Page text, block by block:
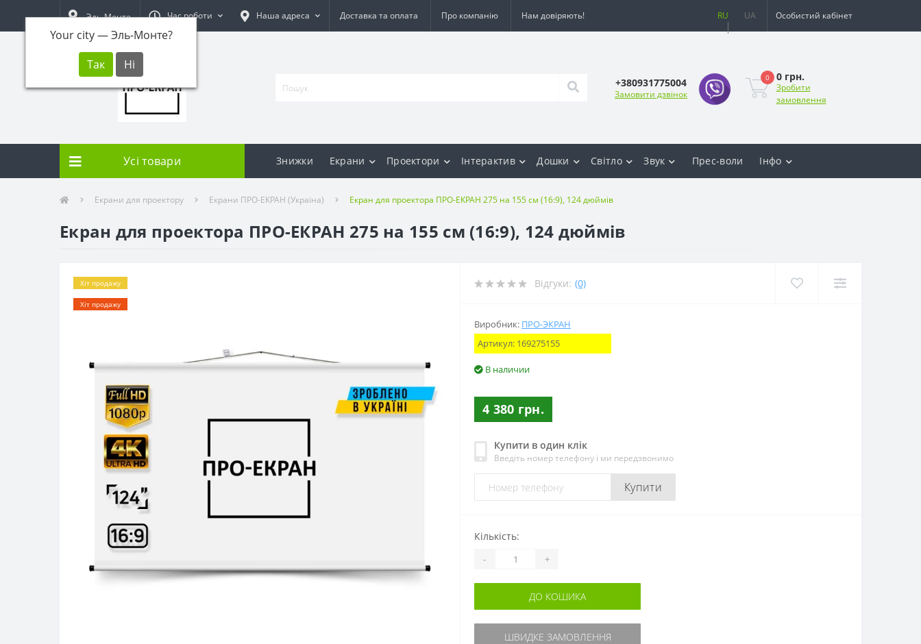
Эль-Монте
Your city —Эль-Монте?
Час роботи Наша адреса Доставка та оплата Про компанію Нам довіряють! UA Особистий кабінет
+380931775004
Замовити дзвінок
0 0 грн.
Зробити
замовлення
Усі товари Знижки Екрани Проектори Інтерактив Дошки Світло Звук Прес-воли Інфо
Екрани для проектору Екрани ПРО-ЕКРАН (Україна) Екран для проектора ПРО-ЕКРАН 275 на 155 см (16:9), 124 дюймів
Екран для проектора ПРО-ЕКРАН 275 на 155 см (16:9), 124 дюймів
Хіт продажу
Хіт продажу
Відгуки: (0)
Виробник: ПРО-ЭКРАН
Артикул: 169275155
В наличии
4 380 грн.
Купити в один клік
Введіть номер телефону і ми передзвонимо
Купити
Кількість:
- +
ДО КОШИКА
ШВИДКЕ ЗАМОВЛЕННЯ